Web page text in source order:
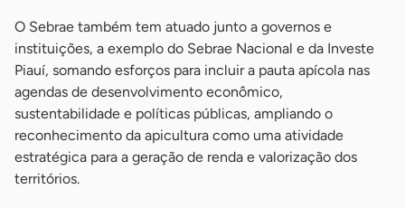
O Sebrae também tem atuado junto a governos e
instituições, a exemplo do Sebrae Nacional e da Investe
Piauí, somando esforços para incluir a pauta apícola nas
agendas de desenvolvimento econômico,
sustentabilidade e políticas públicas, ampliando o
reconhecimento da apicultura como uma atividade
estratégica para a geração de renda e valorização dos
territórios.